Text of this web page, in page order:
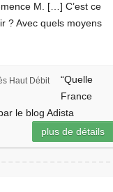
M. […] C’est ce
? Avec quels moyens
Haut Débit
“Quelle
France
le blog Adista
plus de détails